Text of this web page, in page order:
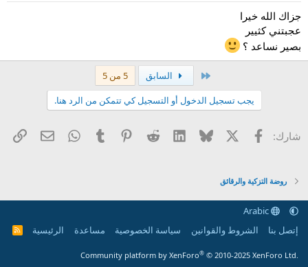
جزاك الله خيرا
عجبتني كثيير
بصير نساعد ؟
السابق
5 من 5
يجب تسجيل الدخول أو التسجيل كي تتمكن من الرد هنا.
شارك: فيسبوك Bluesky
LinkedIn
Reddit
Pinterest
Tumblr
WhatsApp
البريد
روضة التزكية والرقائق
Arabic
إتصل بنا
الشروط والقوانين سياسة الخصوصية مساعدة الرئيسية
R
Community platform by XenForo® © 2010-2025 XenForo Ltd.